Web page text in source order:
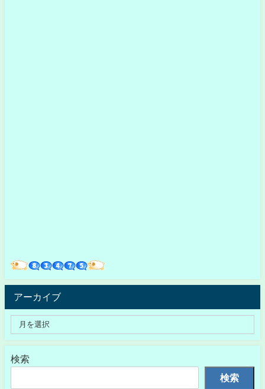
アーカイブ
検索
検索